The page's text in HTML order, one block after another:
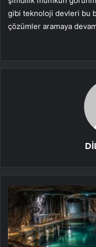
gibi teknoloji devleri bu
çözümler aramaya